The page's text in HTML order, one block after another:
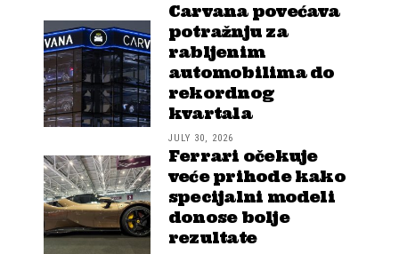
Carvana povećava
potražnju za
rabljenim
automobilima do
rekordnog
kvartala
JULY 30, 2026
Ferrari očekuje
veće prihode kako
specijalni modeli
donose bolje
rezultate